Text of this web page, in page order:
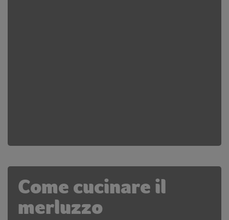
Come cucinare il
merluzzo